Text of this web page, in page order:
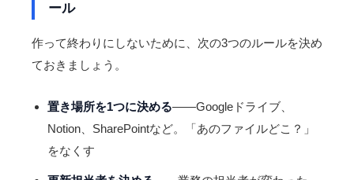
ール
作って終わりにしないために、次の3つのルールを決め
ておきましょう。
置き場所を1つに決める——Googleドライブ、
Notion、SharePointなど。「あのファイルどこ？」
をなくす